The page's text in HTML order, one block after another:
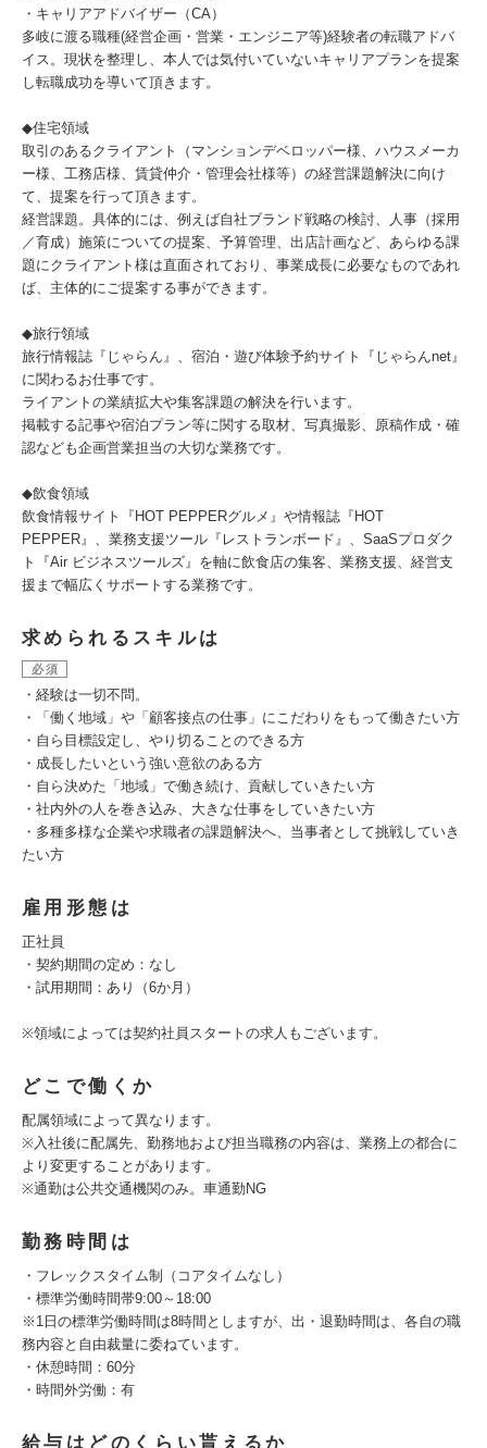
・キャリアアドバイザー（CA）
多岐に渡る職種(経営企画・営業・エンジニア等)経験者の転職アドバ
イス。現状を整理し、本人では気付いていないキャリアプランを提案
し転職成功を導いて頂きます。
◆住宅領域
取引のあるクライアント（マンションデベロッパー様、ハウスメーカ
ー様、工務店様、賃貸仲介・管理会社様等）の経営課題解決に向け
て、提案を行って頂きます。
経営課題。具体的には、例えば自社ブランド戦略の検討、人事（採用
／育成）施策についての提案、予算管理、出店計画など、あらゆる課
題にクライアント様は直面されており、事業成長に必要なものであれ
ば、主体的にご提案する事ができます。
◆旅行領域
旅行情報誌『じゃらん』、宿泊・遊び体験予約サイト『じゃらんnet』
に関わるお仕事です。
ライアントの業績拡大や集客課題の解決を行います。
掲載する記事や宿泊プラン等に関する取材、写真撮影、原稿作成・確
認なども企画営業担当の大切な業務です。
◆飲食領域
飲食情報サイト『HOT PEPPERグルメ』や情報誌『HOT
PEPPER』、業務支援ツール『レストランボード』、SaaSプロダク
ト『Air ビジネスツールズ』を軸に飲食店の集客、業務支援、経営支
援まで幅広くサポートする業務です。
求められるスキルは
必須
・経験は一切不問。
・「働く地域」や「顧客接点の仕事」にこだわりをもって働きたい方
・自ら目標設定し、やり切ることのできる方
・成長したいという強い意欲のある方
・自ら決めた「地域」で働き続け、貢献していきたい方
・社内外の人を巻き込み、大きな仕事をしていきたい方
・多種多様な企業や求職者の課題解決へ、当事者として挑戦していき
たい方
雇用形態は
正社員
・契約期間の定め：なし
・試用期間：あり（6か月）
※領域によっては契約社員スタートの求人もございます。
どこで働くか
配属領域によって異なります。
※入社後に配属先、勤務地および担当職務の内容は、業務上の都合に
より変更することがあります。
※通勤は公共交通機関のみ。車通勤NG
勤務時間は
・フレックスタイム制（コアタイムなし）
・標準労働時間帯9:00～18:00
※1日の標準労働時間は8時間としますが、出・退勤時間は、各自の職
務内容と自由裁量に委ねています。
・休憩時間：60分
・時間外労働：有
給与はどのくらい貰えるか